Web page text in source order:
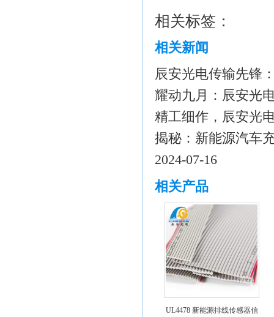
相关标签：
相关新闻
辰安光电传输先锋
耀动九月：辰安光
精工细作，辰安光
揭秘：新能源汽车
2024-07-16
相关产品
UL4478 新能源排线传感器信